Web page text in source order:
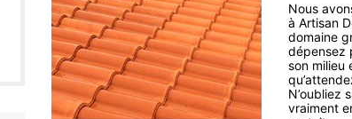
Nous
à Artisan
domaine
dépensez
son milieu
N’oubliez
vraiment